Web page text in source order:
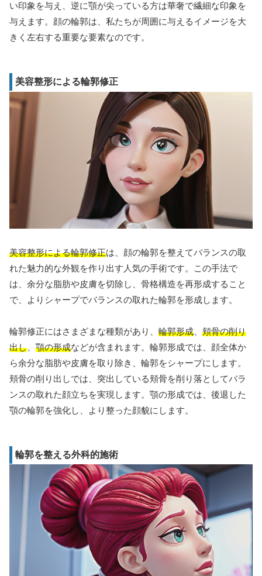
い印象を与え、逆に顎が尖っている方は華奢で繊細な印象を
与えます。顔の輪郭は、私たちが周囲に与えるイメージを大
きく左右する重要な要素なのです。
美容整形による輪郭修正
美容整形による輪郭修正は、顔の輪郭を整えてバランスの取
れた魅力的な外観を作り出す人気の手術です。この手法で
は、余分な脂肪や皮膚を切除し、骨格構造を再形成すること
で、よりシャープでバランスの取れた輪郭を形成します。
輪郭修正にはさまざまな種類があり、 輪郭形成
頬骨の削り
出し
顎の形成などが含まれます。輪郭形成では、顔全体か
ら余分な脂肪や皮膚を取り除き、輪郭をシャープにします。
頬骨の削り出しでは、突出している頬骨を削り落としてバラ
ンスの取れた顔立ちを実現します。顎の形成では、後退した
顎の輪郭を強化し、より整った顔貌にします。
輪郭を整える外科的施術